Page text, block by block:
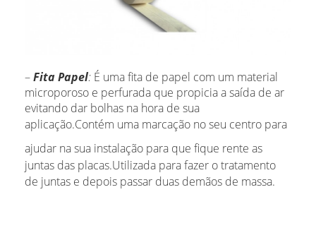
–Fita Papel: É uma fita de papel com um material
microporoso e perfurada que propicia a saída de ar
evitando dar bolhas na hora de sua
aplicação.Contém uma marcação no seu centro para
ajudar na sua instalação para que fique rente as
juntas das placas.Utilizada para fazer o tratamento
de juntas e depois passar duas demãos de massa.